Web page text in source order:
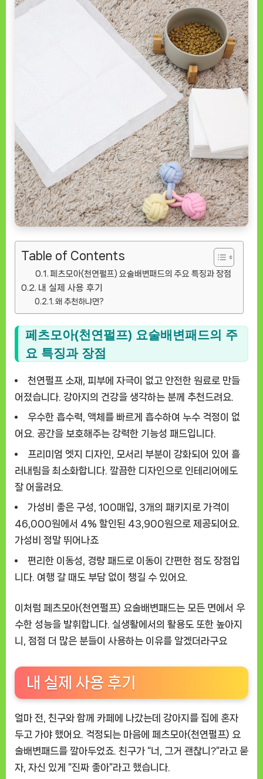
Table of Contents
페츠모아(천연펄프) 요술배변패드의 주요 특징과 장점
내 실제 사용 후기
왜 추천하냐면?
페츠모아(천연펄프) 요술배변패드의 주
요 특징과 장점
천연펄프 소재
, 피부에 자극이 없고 안전한 원료로 만들
어졌습니다. 강아지의 건강을 생각하는 분께 추천드려요.
우수한 흡수력 , 액체를 빠르게 흡수하여 누수 걱정이 없
어요. 공간을 보호해주는 강력한 기능성 패드입니다.
프리미엄 엣지 디자인
, 모서리 부분이 강화되어 있어 흘
러내림을 최소화합니다. 깔끔한 디자인으로 인테리어에도
잘 어울려요.
가성비 좋은 구성 , 100매입, 3개의 패키지로 가격이
46,000원에서 4% 할인된 43,900원으로 제공되어요.
가성비 정말 뛰어나죠
편리한 이동성
, 경량 패드로 이동이 간편한 점도 장점입
니다. 여행 갈 때도 부담 없이 챙길 수 있어요.
이처럼 페츠모아(천연펄프) 요술배변패드는 모든 면에서 우
수한 성능을 발휘합니다. 실생활에서의 활용도 또한 높아지
니, 점점 더 많은 분들이 사용하는 이유를 알겠더라구요
내 실제 사용 후기
얼마 전, 친구와 함께 카페에 나갔는데 강아지를 집에 혼자
두고 가야 했어요. 걱정되는 마음에 페츠모아(천연펄프) 요
술배변패드를 깔아두었죠. 친구가 “너, 그거 괜찮니?”라고 묻
자, 자신 있게 “진짜 좋아”라고 했습니다.